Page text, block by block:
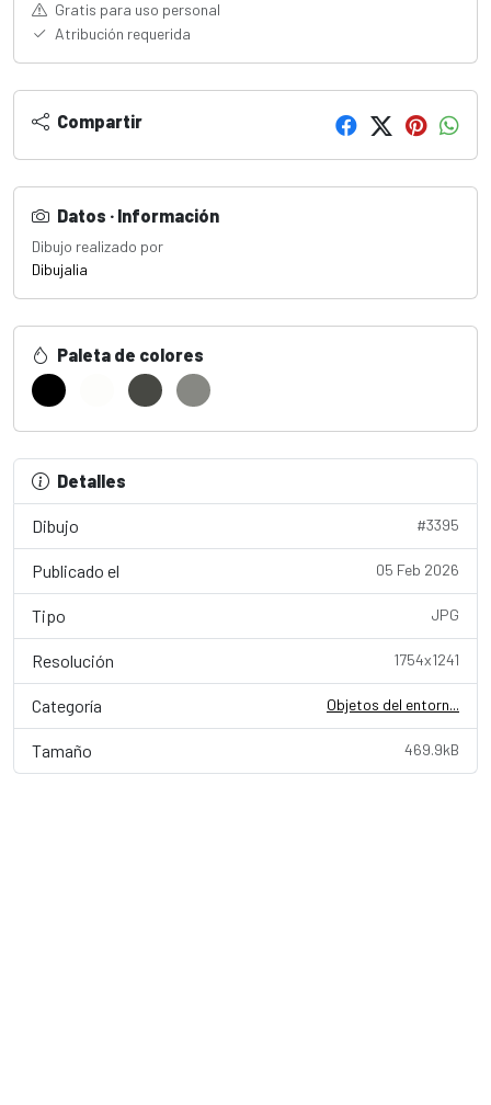
Gratis para uso personal
Atribución requerida
Compartir
Datos · Información
Dibujo realizado por
Dibujalia
Paleta de colores
Detalles
Dibujo #3395
Publicado el 05 Feb 2026
Tipo JPG
Resolución 1754x1241
Categoría Objetos del entorn...
Tamaño 469.9kB